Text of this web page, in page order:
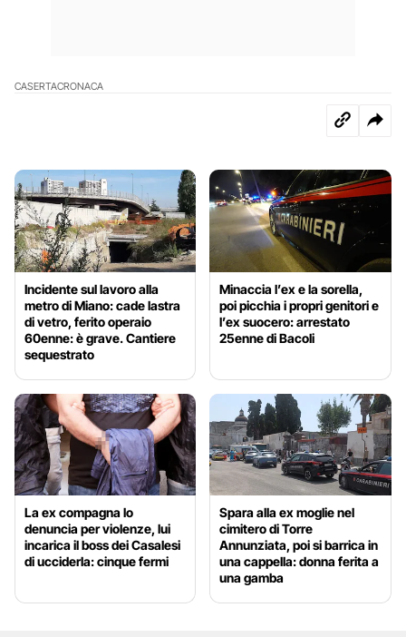
CASERTACRONACA
Incidente sul lavoro alla
metro di Miano: cade lastra
di vetro, ferito operaio
60enne: è grave. Cantiere
sequestrato
Minaccia l’ex e la sorella,
poi picchia i propri genitori e
l’ex suocero: arrestato
25enne di Bacoli
La ex compagna lo
denuncia per violenze, lui
incarica il boss dei Casalesi
di ucciderla: cinque fermi
Spara alla ex moglie nel
cimitero di Torre
Annunziata, poi si barrica in
una cappella: donna ferita a
una gamba